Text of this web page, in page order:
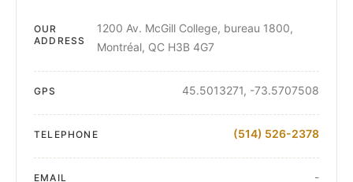
OUR
ADDRESS
1200 Av. McGill College, bureau 1800,
Montréal, QC H3B 4G7
GPS 45.5013271, -73.5707508
TELEPHONE (514) 526-2378
EMAIL -